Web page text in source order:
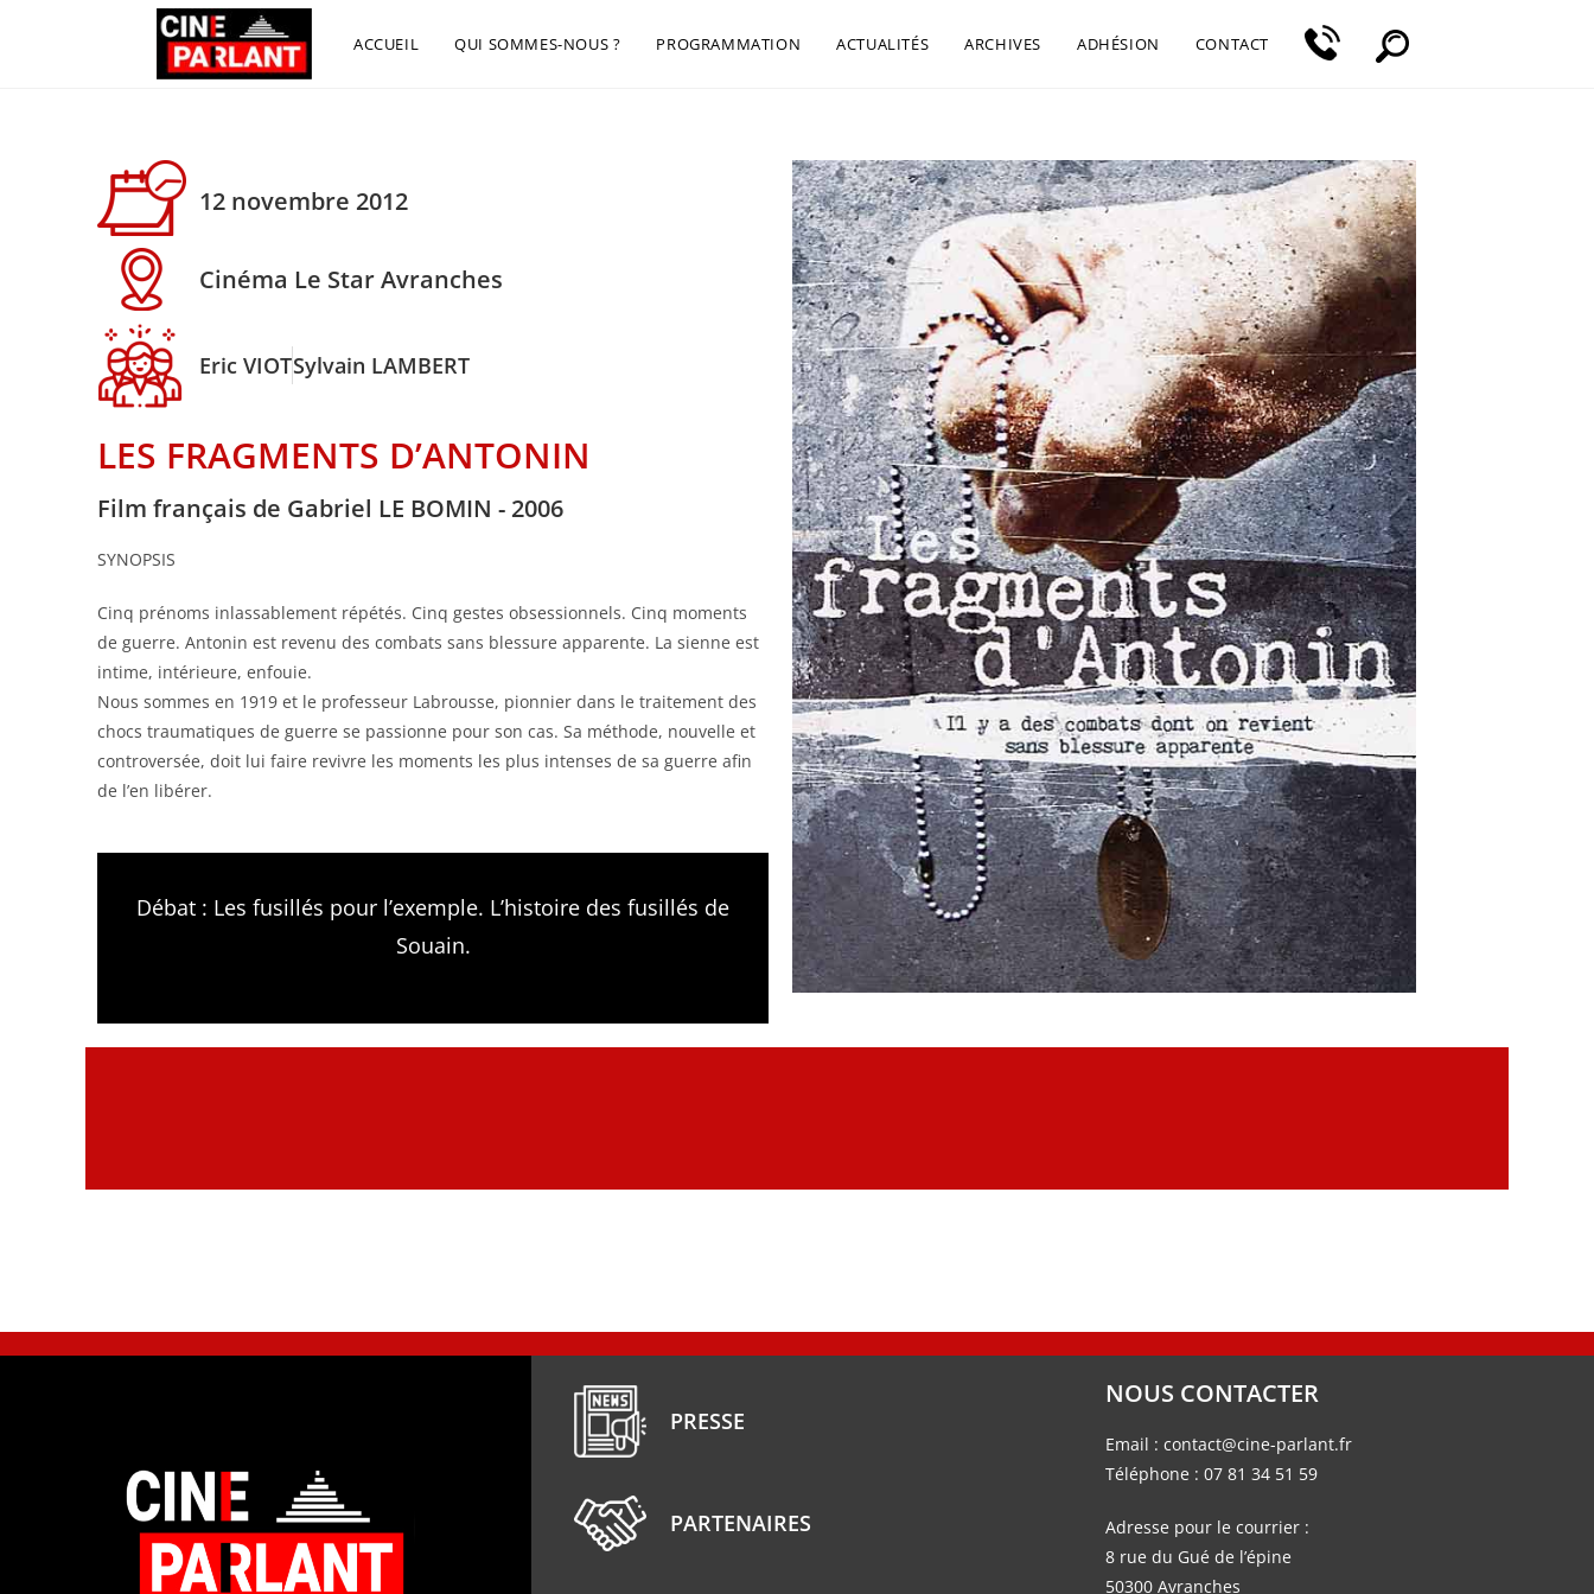
ACCUEIL QUI SOMMES-NOUS ? PROGRAMMATION ACTUALITÉS ARCHIVES ADHÉSION CONTACT
12 novembre 2012
Cinéma Le Star Avranches
Eric VIOTSylvain LAMBERT
LES FRAGMENTS D’ANTONIN
Film français de Gabriel LE BOMIN - 2006
SYNOPSIS
Cinq prénoms inlassablement répétés. Cinq gestes obsessionnels. Cinq moments
de guerre. Antonin est revenu des combats sans blessure apparente. La sienne est
intime, intérieure, enfouie.
Nous sommes en 1919 et le professeur Labrousse, pionnier dans le traitement des
chocs traumatiques de guerre se passionne pour son cas. Sa méthode, nouvelle et
controversée, doit lui faire revivre les moments les plus intenses de sa guerre afin
de l’en libérer.
Débat : Les fusillés pour l’exemple. L’histoire des fusillés de
Souain.
PRESSE
PARTENAIRES
NOUS CONTACTER
Email : contact@cine-parlant.fr
Téléphone : 07 81 34 51 59
Adresse pour le courrier :
8 rue du Gué de l’épine
50300 Avranches